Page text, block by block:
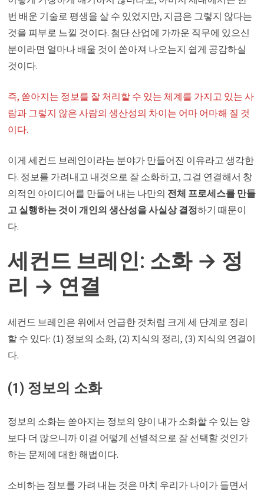
번 배운 기술로 평생을 살 수 있었지만, 지금은 그렇지 않다는
것을 피부로 느낄 것이다. 첨단 산업에 가까운 직무에 있으신
분이라면 얼마나 배울 것이 쏟아져 나오는지 쉽게 공감하실
것이다.
즉, 쏟아지는 정보를 잘 처리할 수 있는 체계를 가지고 있는 사
람과 그렇지 않은 사람의 생산성의 차이는 어마 어마해 질 것
이다.
이게 세컨드 브레인이라는 분야가 만들어진 이유라고 생각한
다. 정보를 가려내고 내것으로 잘 소화하고, 그걸 연결해서 창
의적인 아이디어를 만들어 내는 나만의 전체 프로세스를 만들
고 실행하는 것이 개인의 생산성을 사실상 결정하기 때문이
다.
세컨드 브레인: 소화 → 정
리 → 연결
세컨드 브레인은 위에서 언급한 것처럼 크게 세 단계로 정리
할 수 있다: (1) 정보의 소화, (2) 지식의 정리, (3) 지식의 연결이
다.
(1) 정보의 소화
정보의 소화는 쏟아지는 정보의 양이 내가 소화할 수 있는 양
보다 더 많으니까 이걸 어떻게 선별적으로 잘 선택할 것인가
하는 문제에 대한 해법이다.
소비하는 정보를 가려 내는 것은 마치 우리가 나이가 들면서